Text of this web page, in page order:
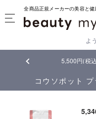
全商品正規メーカーの美容と健
よ
(税込)以上ご購入で 送料無料!
コウソポット